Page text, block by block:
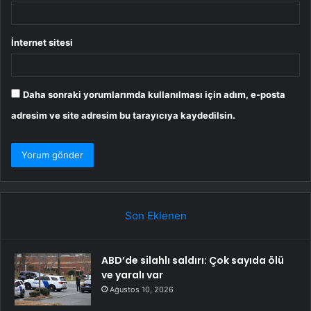
İnternet sitesi
Daha sonraki yorumlarımda kullanılması için adım, e-posta
adresim ve site adresim bu tarayıcıya kaydedilsin.
Son Eklenen
ABD’de silahlı saldırı: Çok sayıda ölü
ve yaralı var
Ağustos 10, 2026